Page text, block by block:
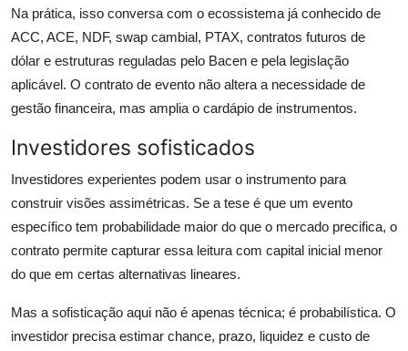
Na prática, isso conversa com o ecossistema já conhecido de
ACC, ACE, NDF, swap cambial, PTAX, contratos futuros de
dólar e estruturas reguladas pelo Bacen e pela legislação
aplicável. O contrato de evento não altera a necessidade de
gestão financeira, mas amplia o cardápio de instrumentos.
Investidores sofisticados
Investidores experientes podem usar o instrumento para
construir visões assimétricas. Se a tese é que um evento
específico tem probabilidade maior do que o mercado precifica, o
contrato permite capturar essa leitura com capital inicial menor
do que em certas alternativas lineares.
Mas a sofisticação aqui não é apenas técnica; é probabilística. O
investidor precisa estimar chance, prazo, liquidez e custo de